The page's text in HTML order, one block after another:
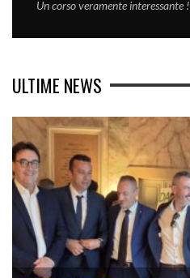
Un corso veramente interessante !
ULTIME NEWS